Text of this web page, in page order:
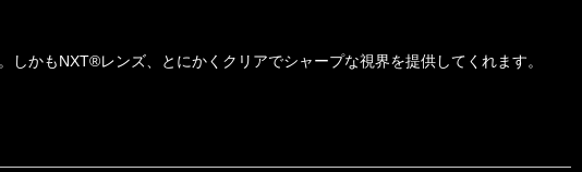
しかもNXT®レンズ、とにかくクリアでシャープな視界を提供してくれます。